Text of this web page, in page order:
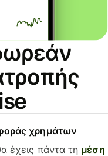
χρημάτων
έχεις πάντα τη μέση